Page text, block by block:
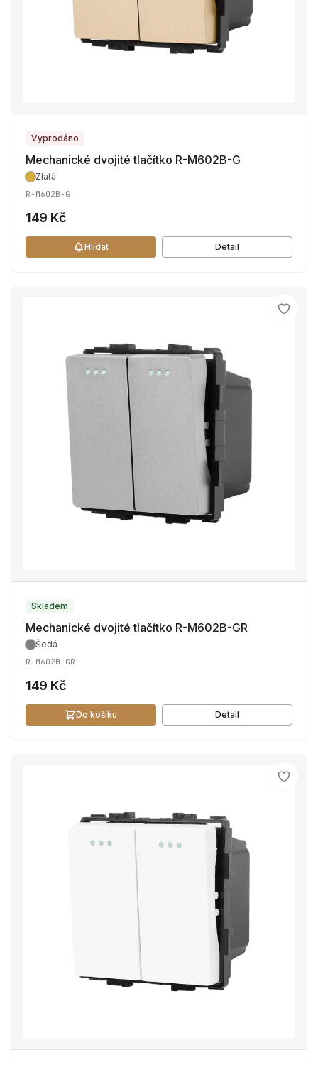
Vyprodáno
Mechanické dvojité tlačítko R-M602B-G
Zlatá
R-M602B-G
149 Kč
Hlídat Detail
Skladem
Mechanické dvojité tlačítko R-M602B-GR
Šedá
R-M602B-GR
149 Kč
Do košíku Detail